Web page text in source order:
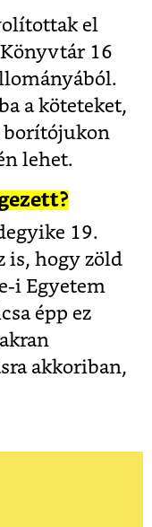
el
16
a köteteket,
borítójukon
lehet.
19.
is, hogy zöld
i Egyetem
épp ez
akkoriban,